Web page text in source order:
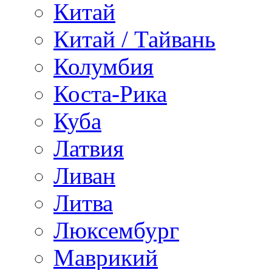
Китай
Китай / Тайвань
Колумбия
Коста-Рика
Куба
Латвия
Ливан
Литва
Люксембург
Маврикий